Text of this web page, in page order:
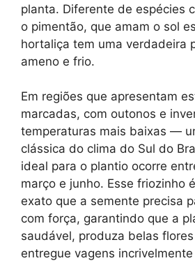
planta. Diferente de espécies
o pimentão, que amam o sol
hortaliça tem uma verdadeira
ameno e frio.
Em regiões que apresentam
marcadas, com outonos e
temperaturas mais baixas —
clássica do clima do Sul do
ideal para o plantio ocorre
março e junho. Esse friozinho
exato que a semente precisa
com força, garantindo que a
saudável, produza belas
entregue vagens